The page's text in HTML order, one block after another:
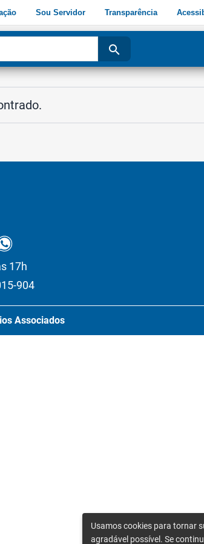
Sou Servidor Transparência
search
17h
904
Associados
Usamos cookies para tornar
agradável possível. Se